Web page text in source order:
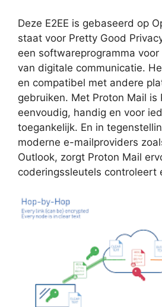
Deze E2EE is gebaseerd op
staat voor Pretty Good
een softwareprogramma
van digitale communicatie.
en compatibel met andere
gebruiken. Met Proton Mail is
eenvoudig, handig en voor
toegankelijk. En in
moderne e-mailproviders
Outlook, zorgt Proton Mail
coderingssleutels controleert